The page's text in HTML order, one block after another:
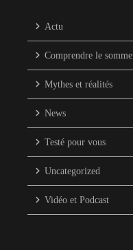
Actu
Comprendre le
Mythes et réalités
News
Testé pour vous
Uncategorized
Vidéo et Podcast